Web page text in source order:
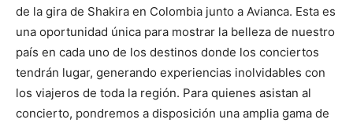
de la gira de Shakira en Colombia junto a Avianca. Esta es
una oportunidad única para mostrar la belleza de nuestro
país en cada uno de los destinos donde los conciertos
tendrán lugar, generando experiencias inolvidables con
los viajeros de toda la región. Para quienes asistan al
concierto, pondremos a disposición una amplia gama de